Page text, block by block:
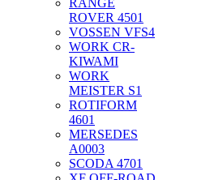
RANGE
ROVER 4501
VOSSEN VFS4
WORK CR-
KIWAMI
WORK
MEISTER S1
ROTIFORM
4601
MERSEDES
A0003
SCODA 4701